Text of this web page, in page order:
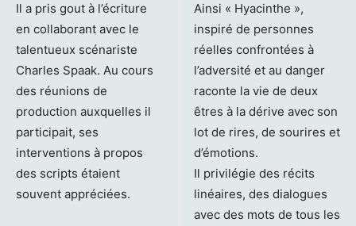
Il a pris gout à l’écriture
en collaborant avec le
talentueux scénariste
Charles Spaak. Au cours
des réunions de
production auxquelles il
participait, ses
interventions à propos
des scripts étaient
souvent appréciées.
Ainsi « Hyacinthe »,
inspiré de personnes
réelles confrontées à
l’adversité et au danger
raconte la vie de deux
êtres à la dérive avec son
lot de rires, de sourires et
d’émotions.
Il privilégie des récits
linéaires, des dialogues
avec des mots de tous les